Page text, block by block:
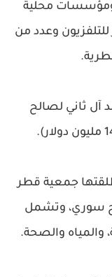
ومؤسسات محلية
وعدد من
آل ثاني لصالح
جمعية قطر
لاجئ ونازح سوري، وتشمل
والمياه والصحة.